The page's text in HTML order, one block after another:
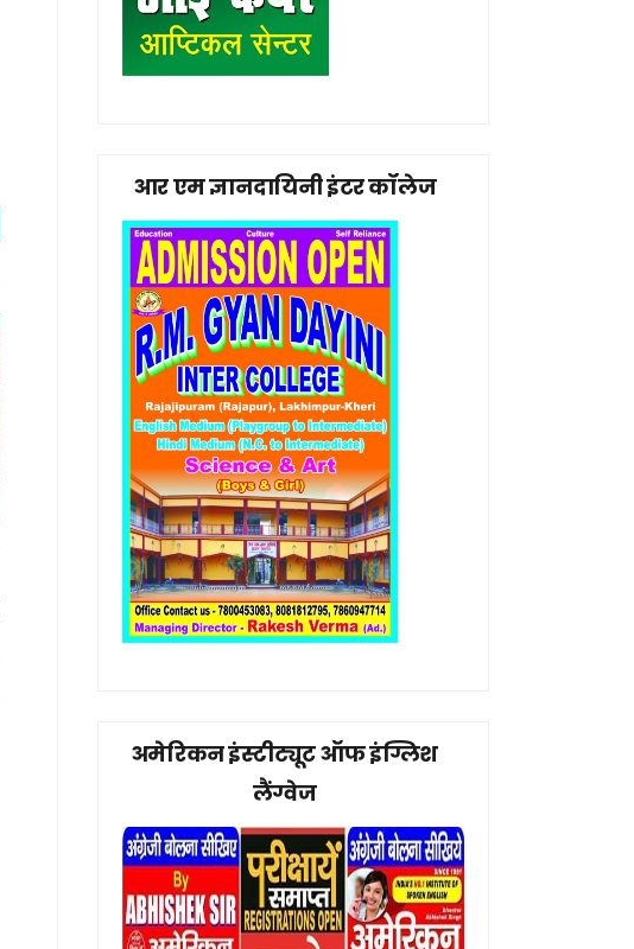
आर एम ज्ञानदायिनी इंटर कॉलेज
अमेरिकन इंस्टीट्यूट ऑफ इंग्लिश
लैंग्वेज